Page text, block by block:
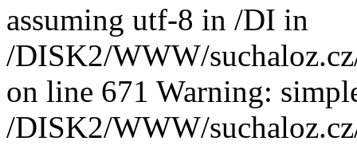
assuming utf-8 in /DI in
/DISK2/WWW/
on line 671 Warning:
/DISK2/WWW/